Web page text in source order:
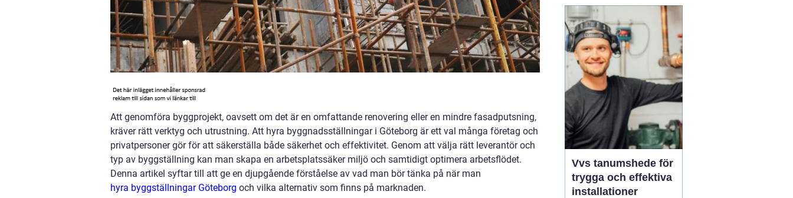
Att genomföra byggprojekt, oavsett om det är en omfattande renovering eller en mindre fasadputsning,
kräver rätt verktyg och utrustning. Att hyra byggnadsställningar i Göteborg är ett val många företag och
privatpersoner gör för att säkerställa både säkerhet och effektivitet. Genom att välja rätt leverantör och
typ av byggställning kan man skapa en arbetsplatssäker miljö och samtidigt optimera arbetsflödet.
Denna artikel syftar till att ge en djupgående förståelse av vad man bör tänka på när man
hyra byggställningar Göteborg och vilka alternativ som finns på marknaden.
viktigaste skydd mot
regn, snö och fukt, och
en i tid genomförd
renovering kan sp...
Vvs tanumshede för
trygga och effektiva
installationer